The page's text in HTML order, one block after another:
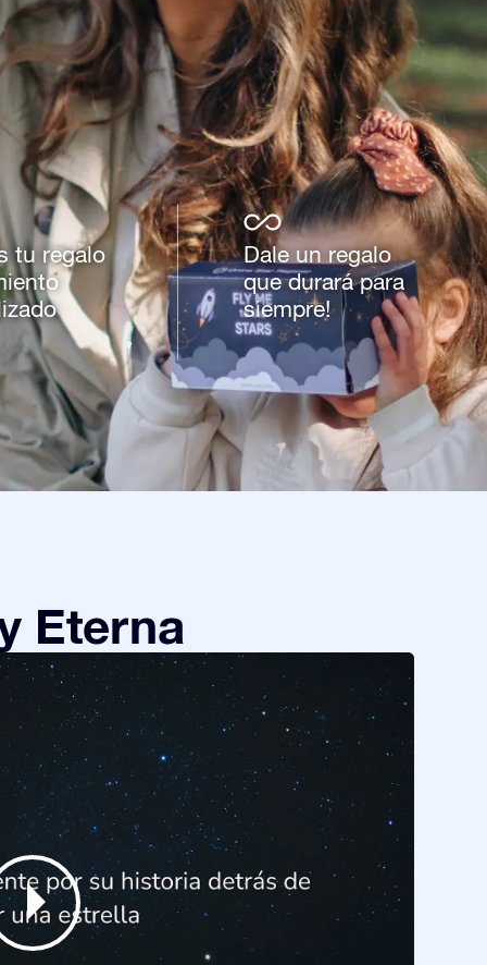
tu regalo
Dale un regalo
que durará para
siempre!
Eterna